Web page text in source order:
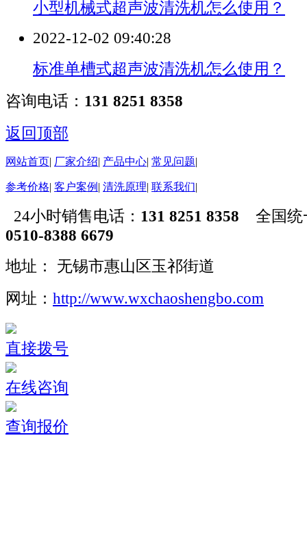
小型机械式超声波清洗机怎么使用？
2022-12-02 09:40:28
标准单槽式超声波清洗机怎么使用？
咨询电话： 131 8251 8358
返回顶部
网站首页| 厂家介绍| 产品中心| 常见问题|
参考价格| 客户案例 | 清洗原理| 联系我们|
24小时销售电话： 131 8251 8358 全国统
0510-8388 6679
地址： 无锡市惠山区玉祁街道
网址： http://www.wxchaoshengbo.com
直接拨号
在线咨询
查询报价